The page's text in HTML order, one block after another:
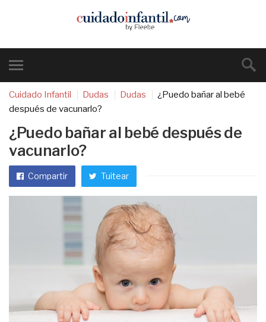
Cuidado Infantil Dudas Dudas
¿Puedo bañar al bebé
después de vacunarlo?
¿Puedo bañar al bebé después de
vacunarlo?
Compartir Tuitear